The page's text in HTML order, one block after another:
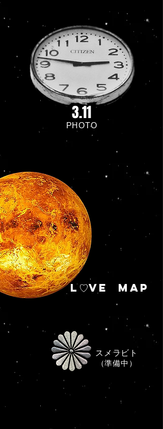
PHOTO
3.11
L♡VE MAP
スメラビト
​（準備中）